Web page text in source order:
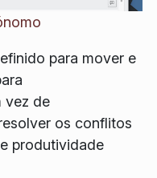
para mover e
vez de
os conflitos
produtividade